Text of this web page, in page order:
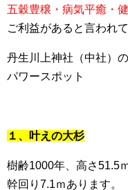
五穀豊穣・病気平癒・
ご利益があると言われて
丹生川上神社（中社）の
パワースポット
１、叶えの大杉
樹齢1000年、高さ51.5
幹回り7.1ｍあります。